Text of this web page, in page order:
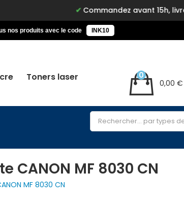
Commandez avant 15h, livré demain.
nos produits avec le code INK10
Toners laser
0,00 €
0
CANON MF 8030 CN
MF 8030 CN